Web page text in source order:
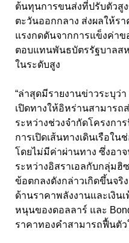
ต้นทุนการขนส่งที่ปรับตัวสู
ตะวันออกกลาง ส่งผลให้ร
แรงกดดันจากการแข็งค่า
ตอบแทนพันธบัตรรัฐบาลสห
ในระดับสูง
“ล่าสุดมีรายงานข่าวระบุว่
เปิดทางให้อิหร่านสามารถ
ระหว่างช่วงจำกัดโครงกา
การเปิดเส้นทางเดินเรือใ
โดยไม่มีค่าผ่านทาง ซึ่งอา
ระหว่างอิสราเอลกับกลุ่มฮิ
ข้อตกลงดังกล่าวเกิดขึ้นจริ
ด้านราคาพลังงานและเงิน
หนุนของดอลลาร์ และ
ราคาทองคำสามารถฟื้นตัว